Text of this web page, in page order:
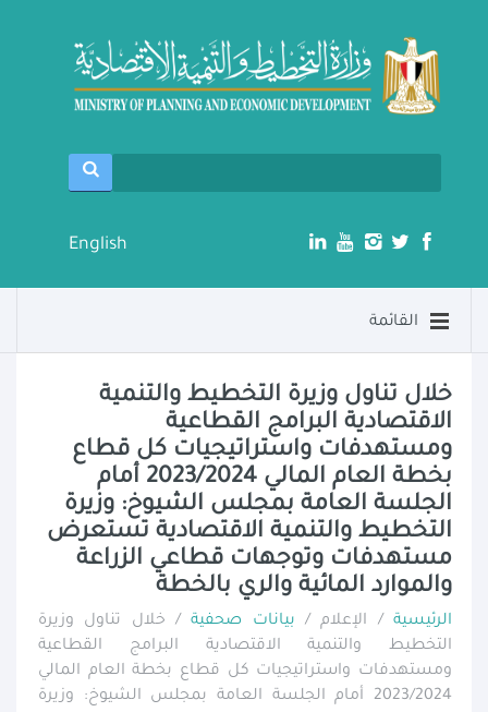
English
القائمة
خلال تناول وزيرة التخطيط والتنمية
الاقتصادية البرامج القطاعية
ومستهدفات واستراتيجيات كل قطاع
بخطة العام المالي 2023/2024 أمام
الجلسة العامة بمجلس الشيوخ: وزيرة
التخطيط والتنمية الاقتصادية تستعرض
مستهدفات وتوجهات قطاعي الزراعة
والموارد المائية والري بالخطة
الرئيسية/ الإعلام / بيانات صحفية/ خلال تناول وزيرة
التخطيط والتنمية الاقتصادية البرامج القطاعية
ومستهدفات واستراتيجيات كل قطاع بخطة العام المالي
2023/2024 أمام الجلسة العامة بمجلس الشيوخ: وزيرة